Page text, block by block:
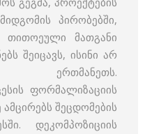
პირობებში,
თითოეული მათგანი
შეიცავს, ისინი არ
ერთმანეთს.
ფორმალიზაციის
ამცირებს შეცდომების
დეკომპოზიციის